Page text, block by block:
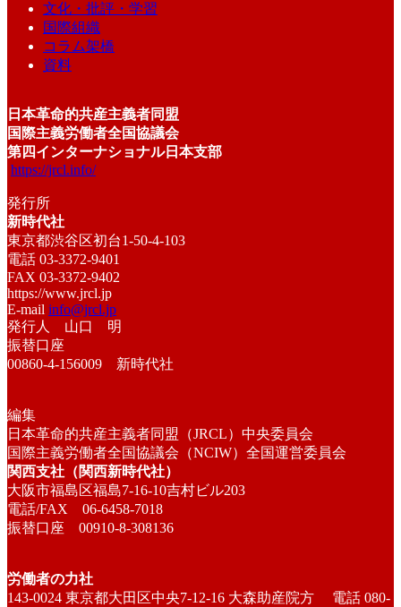
文化・批評・学習
国際組織
コラム架橋
資料
日本革命的共産主義者同盟
国際主義労働者全国協議会
第四インターナショナル日本支部
https://jrcl.info/
発行所
新時代社
東京都渋谷区初台1-50-4-103
電話 03-3372-9401
FAX 03-3372-9402
https://www.jrcl.jp
E-mail info@jrcl.jp
発行人 山口 明
振替口座
00860-4-156009 新時代社
編集
日本革命的共産主義者同盟（JRCL）中央委員会
国際主義労働者全国協議会（NCIW）全国運営委員会
関西支社（関西新時代社）
大阪市福島区福島7-16-10吉村ビル203
電話/FAX 06-6458-7018
振替口座 00910-8-308136
労働者の力社
143-0024 東京都大田区中央7-12-16 大森助産院方 電話 080-